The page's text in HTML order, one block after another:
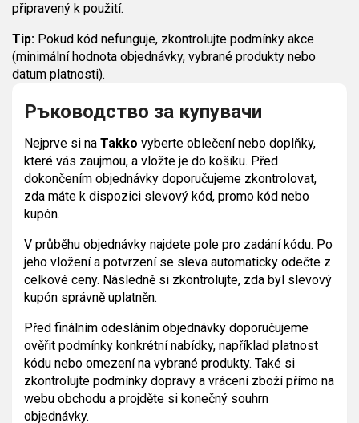
připravený k použití.
Tip: Pokud kód nefunguje, zkontrolujte podmínky akce
(minimální hodnota objednávky, vybrané produkty nebo
datum platnosti).
Ръководство за купувачи
Nejprve si na Takko vyberte oblečení nebo doplňky,
které vás zaujmou, a vložte je do košíku. Před
dokončením objednávky doporučujeme zkontrolovat,
zda máte k dispozici slevový kód, promo kód nebo
kupón.
V průběhu objednávky najdete pole pro zadání kódu. Po
jeho vložení a potvrzení se sleva automaticky odečte z
celkové ceny. Následně si zkontrolujte, zda byl slevový
kupón správně uplatněn.
Před finálním odesláním objednávky doporučujeme
ověřit podmínky konkrétní nabídky, například platnost
kódu nebo omezení na vybrané produkty. Také si
zkontrolujte podmínky dopravy a vrácení zboží přímo na
webu obchodu a projděte si konečný souhrn
objednávky.